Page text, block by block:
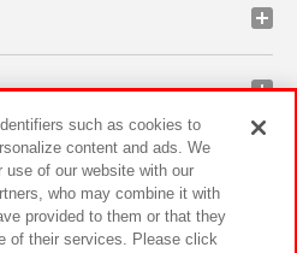
such as cookies to
content and ads. We
use of our website with our
who may combine it with
provided to them or that they
of their services. Please click